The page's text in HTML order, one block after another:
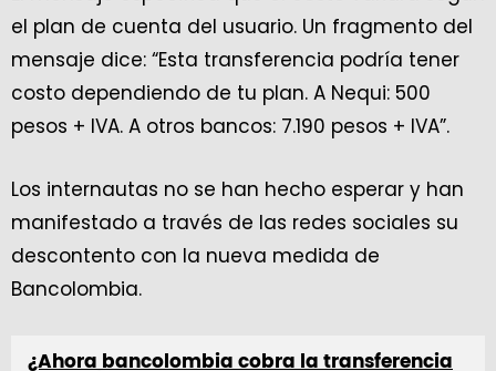
el plan de cuenta del usuario. Un fragmento del
mensaje dice: “Esta transferencia podría tener
costo dependiendo de tu plan. A Nequi: 500
pesos + IVA. A otros bancos: 7.190 pesos + IVA”.
Los internautas no se han hecho esperar y han
manifestado a través de las redes sociales su
descontento con la nueva medida de
Bancolombia.
¿Ahora bancolombia cobra la transferencia